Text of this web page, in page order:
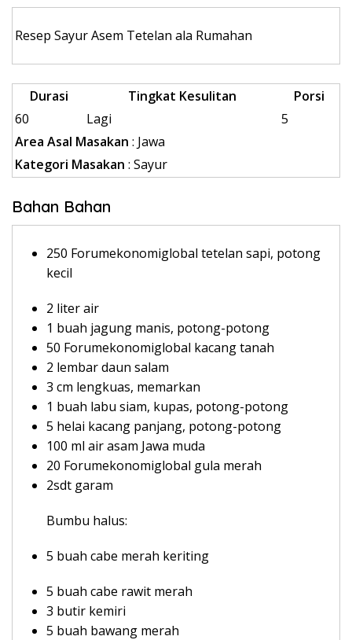
Resep Sayur Asem Tetelan ala Rumahan
Durasi Tingkat Kesulitan
Porsi
60
Lagi
5
Area Asal Masakan : Jawa
Kategori Masakan : Sayur
Bahan Bahan
250 Forumekonomiglobal tetelan sapi, potong
kecil
2 liter air
1 buah jagung manis, potong-potong
50 Forumekonomiglobal kacang tanah
2 lembar daun salam
3 cm lengkuas, memarkan
1 buah labu siam, kupas, potong-potong
5 helai kacang panjang, potong-potong
100 ml air asam Jawa muda
20 Forumekonomiglobal gula merah
2sdt garam
Bumbu halus:
5 buah cabe merah keriting
5 buah cabe rawit merah
3 butir kemiri
5 buah bawang merah